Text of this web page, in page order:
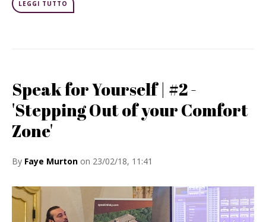
LEGGI TUTTO
Speak for Yourself | #2 -
'Stepping Out of your Comfort
Zone'
By Faye Murton on 23/02/18, 11:41